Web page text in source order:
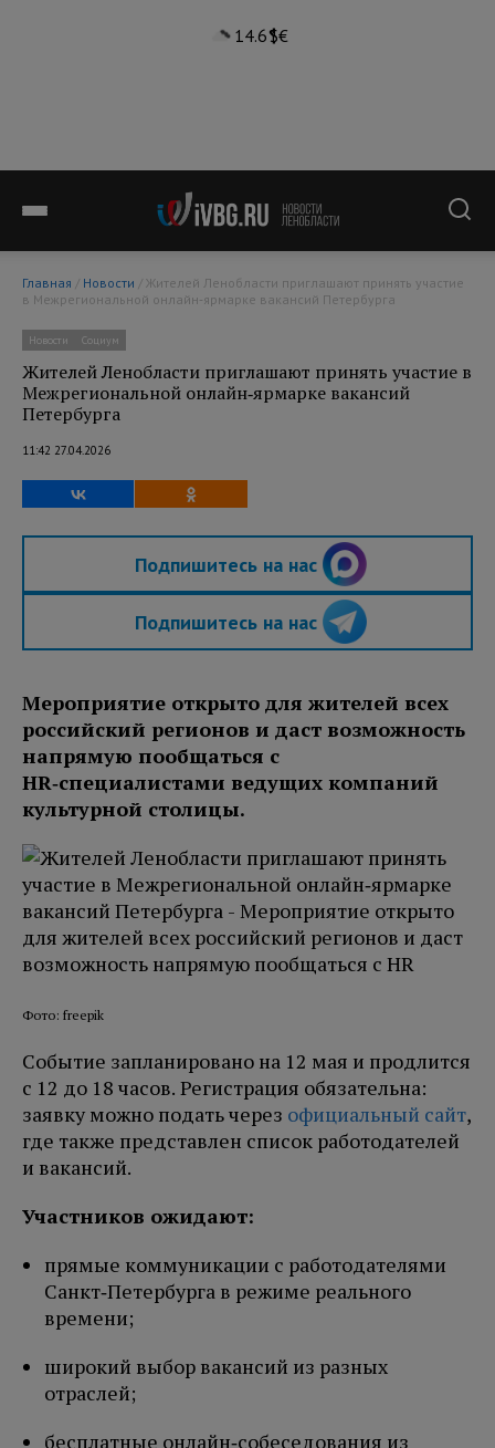
14.6°$€
Главная / Новости
в Межрегиональной онлайн‑ярмарке вакансий Петербурга
Новости Социум
Жителей Ленобласти приглашают принять участие в
Межрегиональной онлайн‑ярмарке вакансий
Петербурга
11:42 27.04.2026
Подпишитесь на нас
Подпишитесь на нас
Мероприятие открыто для жителей всех
российский регионов и даст возможность
напрямую пообщаться с
HR‑специалистами ведущих компаний
культурной столицы.
Фото: freepik
Событие запланировано на 12 мая и продлится
с 12 до 18 часов. Регистрация обязательна:
заявку можно подать через официальный сайт,
где также представлен список работодателей
и вакансий.
Участников ожидают:
прямые коммуникации с работодателями
Санкт‑Петербурга в режиме реального
времени;
широкий выбор вакансий из разных
отраслей;
бесплатные онлайн‑собеседования из